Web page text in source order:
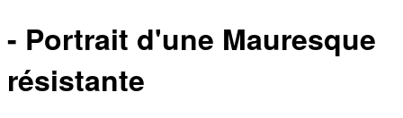
- Portrait d'une Mauresque
résistante